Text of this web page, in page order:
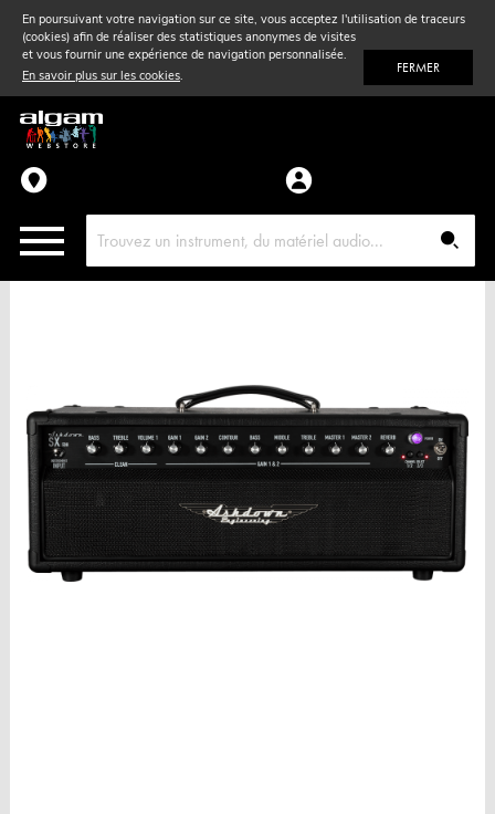
En poursuivant votre navigation sur ce site, vous acceptez l'utilisation de traceurs
(cookies) afin de réaliser des statistiques anonymes de visites
et vous fournir une expérience de navigation personnalisée.
En savoir plus sur les cookies. FERMER
Vent& Violon
Accessoires
Pièces détachées